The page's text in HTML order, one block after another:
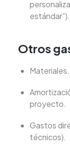
estándar”).
Otros
Materiales.
proyecto.
Gastos
técnicos).